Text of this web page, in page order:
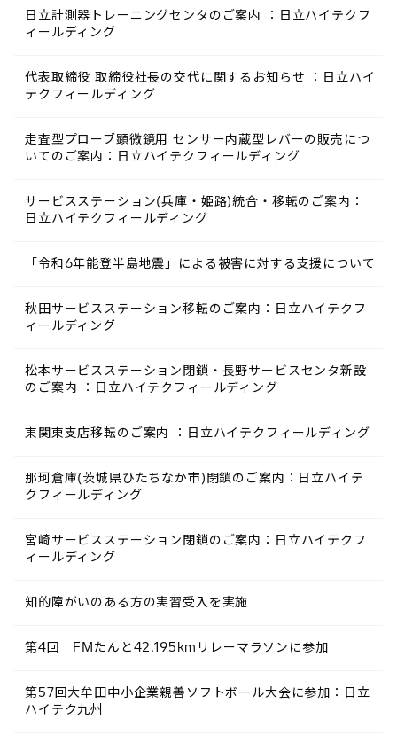
日立計測器トレーニングセンタのご案内 ：日立ハイテクフ
ィールディング
代表取締役 取締役社長の交代に関するお知らせ ：日立ハイ
テクフィールディング
走査型プローブ顕微鏡用 センサー内蔵型レバーの販売につ
いてのご案内：日立ハイテクフィールディング
サービスステーション(兵庫・姫路)統合・移転のご案内：
日立ハイテクフィールディング
「令和6年能登半島地震」による被害に対する支援について
秋田サービスステーション移転のご案内：日立ハイテクフ
ィールディング
松本サービスステーション閉鎖・長野サービスセンタ新設
のご案内 ：日立ハイテクフィールディング
東関東支店移転のご案内 ：日立ハイテクフィールディング
那珂倉庫(茨城県ひたちなか市)閉鎖のご案内：日立ハイテ
クフィールディング
宮崎サービスステーション閉鎖のご案内：日立ハイテクフ
ィールディング
知的障がいのある方の実習受入を実施
第4回 FMたんと42.195kmリレーマラソンに参加
第57回大牟田中小企業親善ソフトボール大会に参加：日立
ハイテク九州